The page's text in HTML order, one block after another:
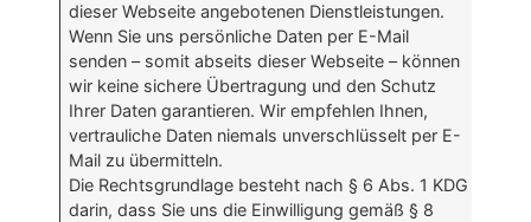
dieser Webseite angebotenen Dienstleistungen.
Wenn Sie uns persönliche Daten per E-Mail
senden – somit abseits dieser Webseite – können
wir keine sichere Übertragung und den Schutz
Ihrer Daten garantieren. Wir empfehlen Ihnen,
vertrauliche Daten niemals unverschlüsselt per E-
Mail zu übermitteln.
Die Rechtsgrundlage besteht nach § 6 Abs. 1 KDG
darin, dass Sie uns die Einwilligung gemäß § 8